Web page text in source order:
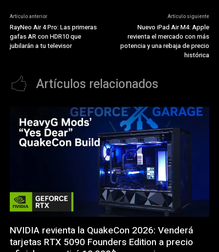
Artículo anterior
RayNeo Air 4 Pro: Las primeras
gafas AR con HDR10 que
jubilarán a tu televisor
Artículo siguiente
Nuevo iPad Air M4: Apple
revienta el mercado con más
potencia y una rebaja de precio
histórica
Artículos relacionados
NVIDIA revienta la QuakeCon 2026: Venderá
tarjetas RTX 5090 Founders Edition a precio